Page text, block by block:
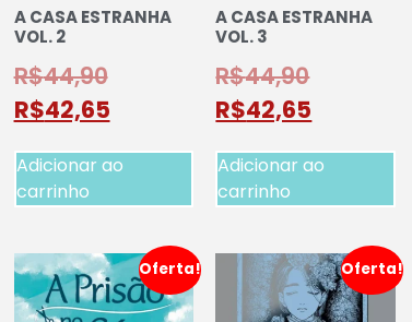
A CASA ESTRANHA
VOL. 2
R$44,90
R$42,65
Adicionar ao
carrinho
A CASA ESTRANHA
VOL. 3
R$44,90
R$42,65
Adicionar ao
carrinho
Oferta! Oferta!